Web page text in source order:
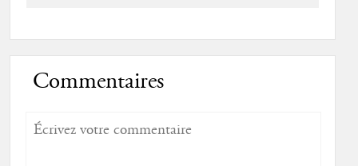
Commentaires